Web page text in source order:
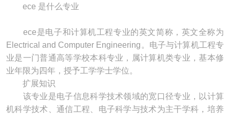
ece 是什么专业
ece是电子和计算机工程专业的英文简称，英文全称为
Electrical and Computer Engineering。电子与计算机工程专
业是一门普通高等学校本科专业，属计算机类专业，基本修
业年限为四年，授予工学学士学位。
扩展知识
该专业是电子信息科学技术领域的宽口径专业，以计算
机科学技术、通信工程、电子科学与技术为主干学科，培养